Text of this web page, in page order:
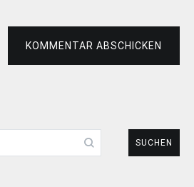
KOMMENTAR ABSCHICKEN